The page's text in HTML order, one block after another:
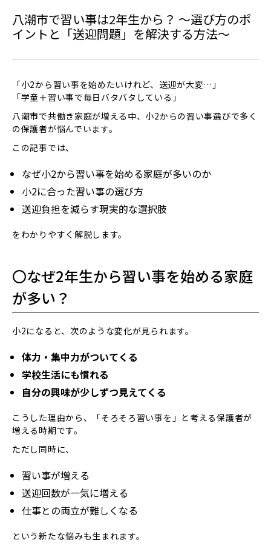
八潮市で習い事は2年生から？ ～選び方のポ
イントと「送迎問題」を解決する方法～
「小2から習い事を始めたいけれど、送迎が大変…」
「学童＋習い事で毎日バタバタしている」
八潮市で共働き家庭が増える中、小2からの習い事選びで多く
の保護者が悩んでいます。
この記事では、
なぜ小2から習い事を始める家庭が多いのか
小2に合った習い事の選び方
送迎負担を減らす現実的な選択肢
をわかりやすく解説します。
〇なぜ2年生から習い事を始める家庭
が多い？
小2になると、次のような変化が見られます。
体力・集中力がついてくる
学校生活にも慣れる
自分の興味が少しずつ見えてくる
こうした理由から、「そろそろ習い事を」と考える保護者が
増える時期です。
ただし同時に、
習い事が増える
送迎回数が一気に増える
仕事との両立が難しくなる
という新たな悩みも生まれます。